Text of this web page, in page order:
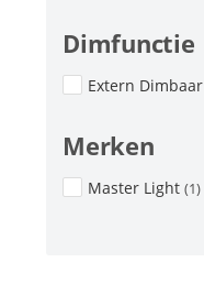
Dimfunctie
Extern Dimbaar
Merken
Master Light (1)